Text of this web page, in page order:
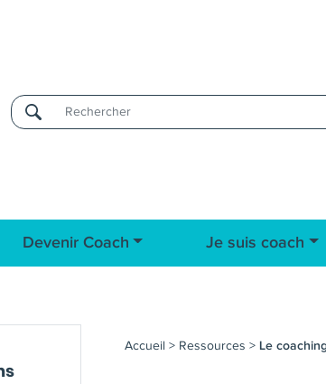
Devenir Coach Je suis coach
Accueil > Ressources > Le